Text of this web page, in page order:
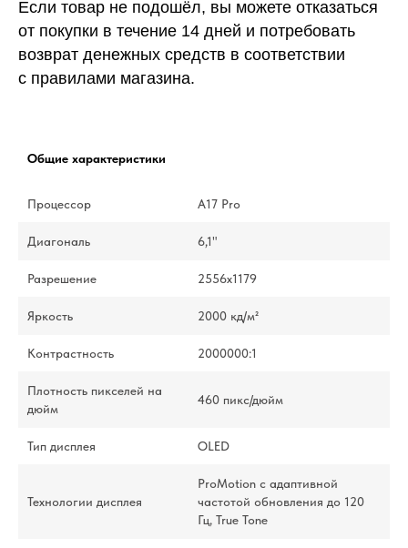
Если товар не подошёл, вы можете отказаться
от покупки в течение 14 дней и потребовать
возврат денежных средств в соответствии
с правилами магазина.
Общие характеристики
Процессор A17 Pro
Диагональ 6,1"
Разрешение 2556x1179
Яркость 2000 кд/м²
Контрастность 2000000:1
Плотность пикселей на
дюйм
460 пикс/дюйм
Тип дисплея OLED
Технологии дисплея
ProMotion с адаптивной
частотой обновления до 120
Гц, True Tone